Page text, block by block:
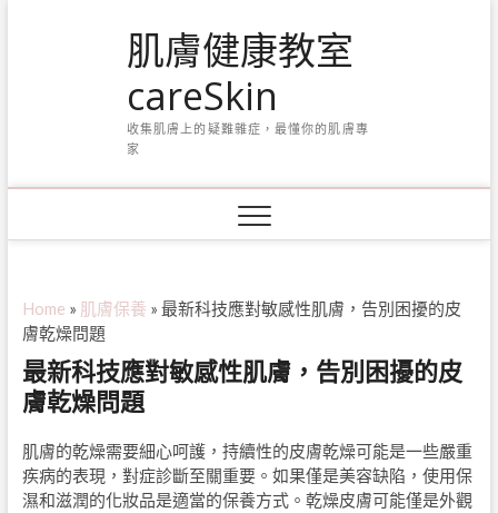
肌膚健康教室
careSkin
收集肌膚上的疑難雜症，最懂你的肌膚專
家
Home » 肌膚保養 » 最新科技應對敏感性肌膚，告別困擾的皮
膚乾燥問題
最新科技應對敏感性肌膚，告別困擾的皮
膚乾燥問題
肌膚的乾燥需要細心呵護，持續性的皮膚乾燥可能是一些嚴重
疾病的表現，對症診斷至關重要。如果僅是美容缺陷，使用保
濕和滋潤的化妝品是適當的保養方式。乾燥皮膚可能僅是外觀